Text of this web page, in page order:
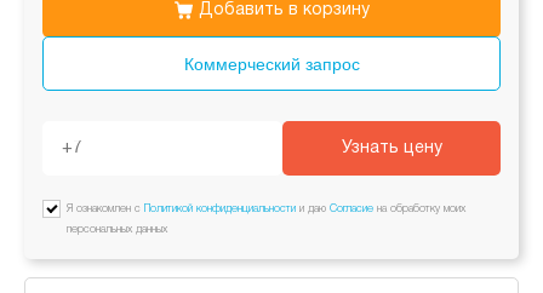
Коммерческий запрос
Добавить в корзину
Узнать цену
Я ознакомлен с Политикой конфиденциальности и даю Согласие на обработку моих
персональных данных